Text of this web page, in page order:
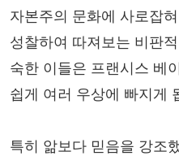
자본주의 문화에 사로잡
성찰하여 따져보는 비판
숙한 이들은 프랜시스 베
쉽게 여러 우상에 빠지게
특히 앎보다 믿음을 강조